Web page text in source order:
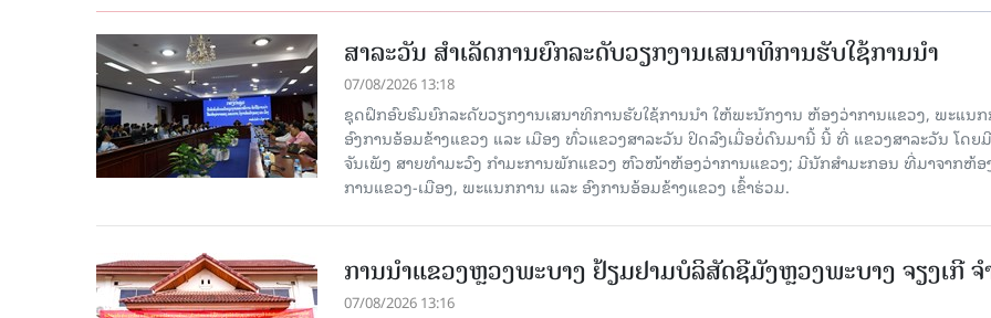
ສາລະວັນ ສໍາເລັດການຍົກລະດັບວຽກງານເສນາທິການຮັບໃຊ້ການນໍາ
07/08/2026 13:18
ຊຸດຝຶກອົບຮົມຍົກລະດັບວຽກງານເສນາທິການຮັບໃຊ້ການນໍາ ໃຫ້ພະນັກງານ ຫ້ອງວ່າການແຂວງ, ພະແນ
ອົງການອ້ອມຂ້າງແຂວງ ແລະ ເມືອງ ທົ່ວແຂວງສາລະວັນ ປິດລົງເມື່ອ​ບໍ່​ດົນ​ມາ​ນີ້ ນີ້ ທີ່ ແຂວງສາລະວັນ ໂດຍ​
ຈັນເພັງ ສາຍທຳມະວົງ ກຳມະການພັກແຂວງ ຫົວໜ້າຫ້ອງວ່າການແຂວງ; ມີນັກສຳມະກອນ ທີ່ມາຈາກຫ້ອ
ການແຂວງ-ເມືອງ, ພະແນກການ ແລະ ອົງການອ້ອມຂ້າງແຂວງ ເຂົ້າຮ່ວມ.
ການນຳແຂວງຫຼວງພະບາງ ຢ້ຽມ​ຢາມບໍ​ລິ​ສັດຊີມັງຫຼວງພະບາງ ຈຽງເກີ ຈໍ
07/08/2026 13:16